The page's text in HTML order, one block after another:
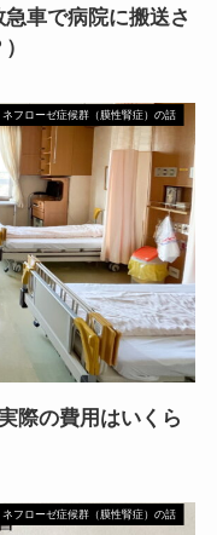
車で病院に搬送さ
ネフローゼ症候群（膜性腎症）の話
際の費用はいくら
ネフローゼ症候群（膜性腎症）の話